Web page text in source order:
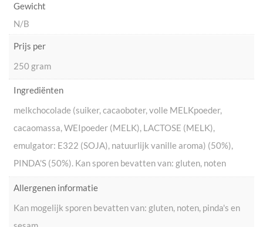
Gewicht
N/B
Prijs per
250 gram
Ingrediënten
melkchocolade (suiker, cacaoboter, volle MELKpoeder,
cacaomassa, WEIpoeder (MELK), LACTOSE (MELK),
emulgator: E322 (SOJA), natuurlijk vanille aroma) (50%),
PINDA'S (50%). Kan sporen bevatten van: gluten, noten
Allergenen informatie
Kan mogelijk sporen bevatten van: gluten, noten, pinda's en